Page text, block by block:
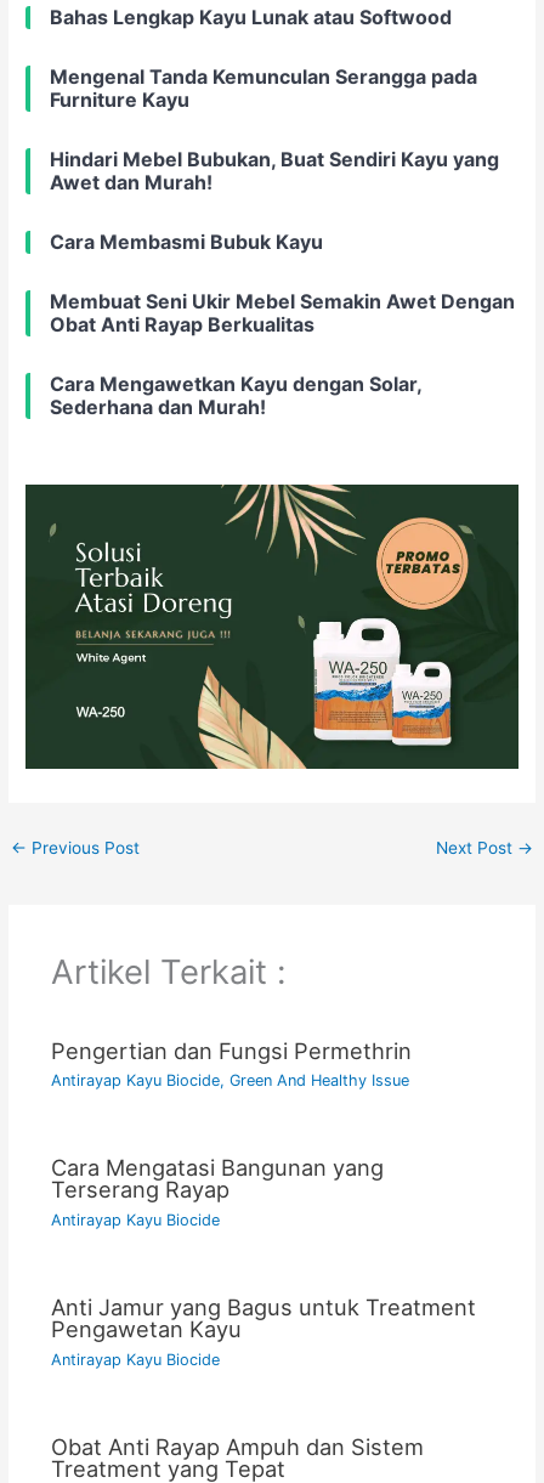
Bahas Lengkap Kayu Lunak atau Softwood
Mengenal Tanda Kemunculan Serangga pada
Furniture Kayu
Hindari Mebel Bubukan, Buat Sendiri Kayu yang
Awet dan Murah!
Cara Membasmi Bubuk Kayu
Membuat Seni Ukir Mebel Semakin Awet Dengan
Obat Anti Rayap Berkualitas
Cara Mengawetkan Kayu dengan Solar,
Sederhana dan Murah!
← Previous Post Next Post →
Artikel Terkait :
Pengertian dan Fungsi Permethrin
Antirayap Kayu Biocide, Green And Healthy Issue
Cara Mengatasi Bangunan yang
Terserang Rayap
Antirayap Kayu Biocide
Anti Jamur yang Bagus untuk Treatment
Pengawetan Kayu
Antirayap Kayu Biocide
Obat Anti Rayap Ampuh dan Sistem
Treatment yang Tepat